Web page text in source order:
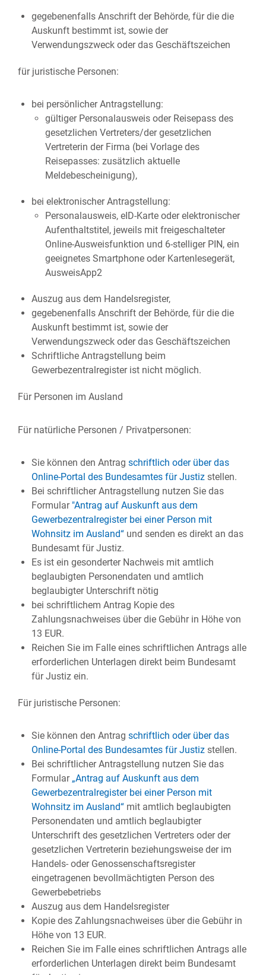
gegebenenfalls Anschrift der Behörde, für die die
Auskunft bestimmt ist, sowie der
Verwendungszweck oder das Geschäftszeichen
für juristische Personen:
bei persönlicher Antragstellung:
gültiger Personalausweis oder Reisepass des
gesetzlichen Vertreters/der gesetzlichen
Vertreterin der Firma (bei Vorlage des
Reisepasses: zusätzlich aktuelle
Meldebescheinigung),
bei elektronischer Antragstellung:
Personalausweis, eID-Karte oder elektronischer
Aufenthaltstitel, jeweils mit freigeschalteter
Online-Ausweisfunktion und 6-stelliger PIN, ein
geeignetes Smartphone oder Kartenlesegerät,
AusweisApp2
Auszug aus dem Handelsregister,
gegebenenfalls Anschrift der Behörde, für die die
Auskunft bestimmt ist, sowie der
Verwendungszweck oder das Geschäftszeichen
Schriftliche Antragstellung beim
Gewerbezentralregister ist nicht möglich.
Für Personen im Ausland
Für natürliche Personen / Privatpersonen:
Sie können den Antrag schriftlich oder über das
Online-Portal des Bundesamtes für Justizstellen.
Bei schriftlicher Antragstellung nutzen Sie das
Formular "Antrag auf Auskunft aus dem
Gewerbezentralregister bei einer Person mit
Wohnsitz im Ausland“ und senden es direkt an das
Bundesamt für Justiz.
Es ist ein gesonderter Nachweis mit amtlich
beglaubigten Personendaten und amtlich
beglaubigter Unterschrift nötig
bei schriftlichem Antrag Kopie des
Zahlungsnachweises über die Gebühr in Höhe von
13 EUR.
Reichen Sie im Falle eines schriftlichen Antrags alle
erforderlichen Unterlagen direkt beim Bundesamt
für Justiz ein.
Für juristische Personen:
Sie können den Antrag schriftlich oder über das
Online-Portal des Bundesamtes für Justizstellen.
Bei schriftlicher Antragstellung nutzen Sie das
Formular „Antrag auf Auskunft aus dem
Gewerbezentralregister bei einer Person mit
Wohnsitz im Ausland“mit amtlich beglaubigten
Personendaten und amtlich beglaubigter
Unterschrift des gesetzlichen Vertreters oder der
gesetzlichen Vertreterin beziehungsweise der im
Handels- oder Genossenschaftsregister
eingetragenen bevollmächtigten Person des
Gewerbebetriebs
Auszug aus dem Handelsregister
Kopie des Zahlungsnachweises über die Gebühr in
Höhe von 13 EUR.
Reichen Sie im Falle eines schriftlichen Antrags alle
erforderlichen Unterlagen direkt beim Bundesamt